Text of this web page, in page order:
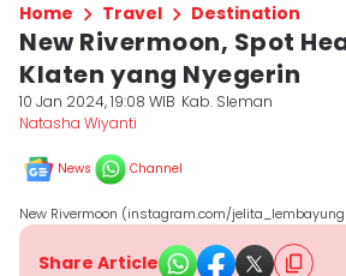
Home Travel Destination
New Rivermoon, Spot
Klaten yang Nyegerin
10 Jan 2024, 19:08 WIB Kab. Sleman
Natasha Wiyanti
News Channel
New Rivermoon (instagram.com/
Share Article